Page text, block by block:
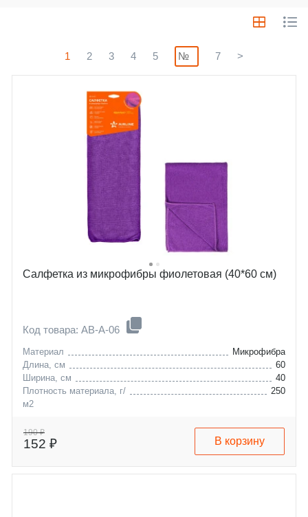
1 2 3 4 5 7 >
Салфетка из микрофибры фиолетовая (40*60 см)
Код товара: AB-A-06
Материал
Микрофибра
Длина, см
60
Ширина, см
40
Плотность материала, г/
м2
250
190 ₽
152 ₽ В корзину